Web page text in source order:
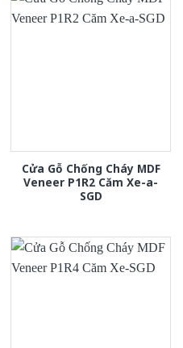
Cửa Gỗ Chống Cháy MDF
Veneer P1R2 Căm Xe-a-
SGD